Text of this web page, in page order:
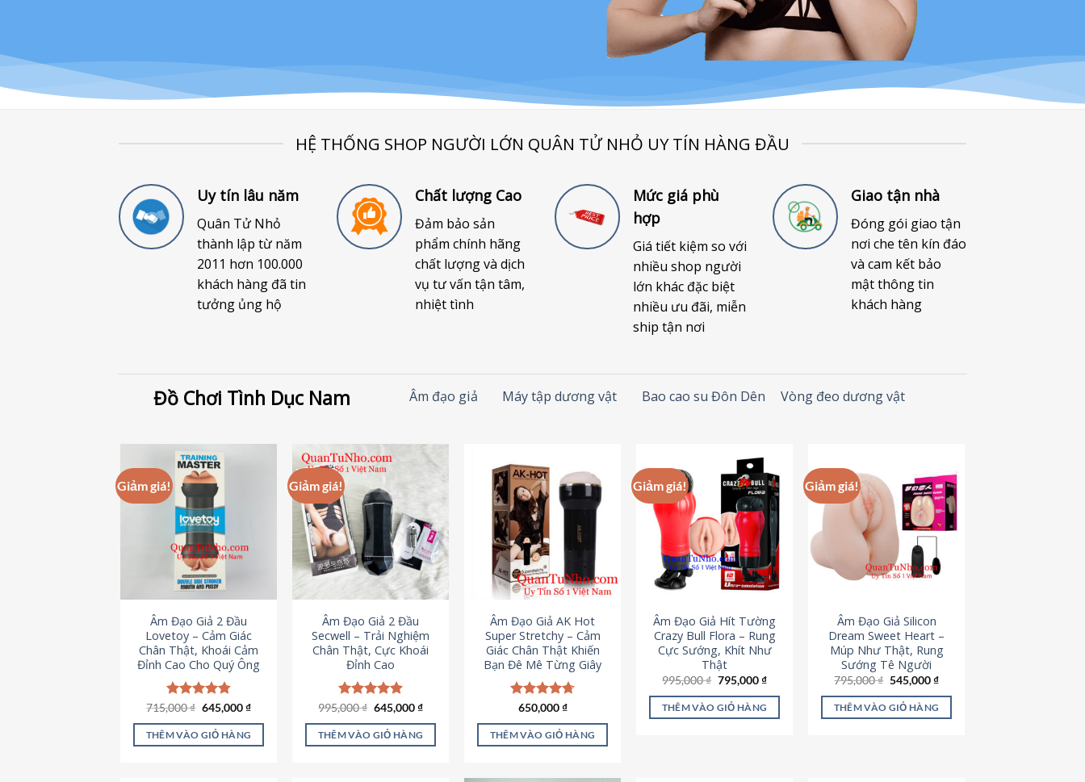
HỆ THỐNG SHOP NGƯỜI LỚN QUÂN TỬ NHỎ UY TÍN HÀNG ĐẦU
Uy tín lâu năm
Quân Tử Nhỏ
thành lập từ năm
2011 hơn 100.000
khách hàng đã tin
tưởng ủng hộ
Chất lượng Cao
Đảm bảo sản
phẩm chính hãng
chất lượng và dịch
vụ tư vấn tận tâm,
nhiệt tình
Mức giá phù
hợp
Giá tiết kiệm so với
nhiều shop người
lớn khác đặc biệt
nhiều ưu đãi, miễn
ship tận nơi
Giao tận nhà
Đóng gói giao tận
nơi che tên kín đáo
và cam kết bảo
mật thông tin
khách hàng
Đồ Chơi Tình Dục Nam Âm đạo giả Máy tập dương vật Bao cao su Đôn Dên Vòng đeo dương vật
Giảm giá!
Âm Đạo Giả 2 Đầu
Lovetoy – Cảm Giác
Chân Thật, Khoái Cảm
Đỉnh Cao Cho Quý Ông
Được xếp
hạng4.79
5 sao
715,000₫ Giá
là:
715,000 ₫.
645,000₫Giá
tại
là:
THÊM VÀO GIỎ HÀNG
Giảm giá!
Âm Đạo Giả 2 Đầu
Secwell – Trải Nghiệm
Chân Thật, Cực Khoái
Đỉnh Cao
Được xếp
hạng4.88
5 sao
995,000₫ Giá
là:
995,000 ₫.
645,000₫Giá
tại
là:
THÊM VÀO GIỎ HÀNG
Âm Đạo Giả AK Hot
Super Stretchy – Cảm
Giác Chân Thật Khiến
Bạn Đê Mê Từng Giây
Được xếp
hạng4.75
5 sao
650,000₫
THÊM VÀO GIỎ HÀNG
Giảm giá!
Âm Đạo Giả Hít Tường
Crazy Bull Flora – Rung
Cực Sướng, Khít Như
Thật
995,000₫ Giá
là:
995,000 ₫.
795,000₫Giá
tại
là:
THÊM VÀO GIỎ HÀNG
Giảm giá!
Âm Đạo Giả Silicon
Dream Sweet Heart –
Múp Như Thật, Rung
Sướng Tê Người
795,000₫ Giá
là:
795,000 ₫.
545,000₫Giá
tại
là:
THÊM VÀO GIỎ HÀNG